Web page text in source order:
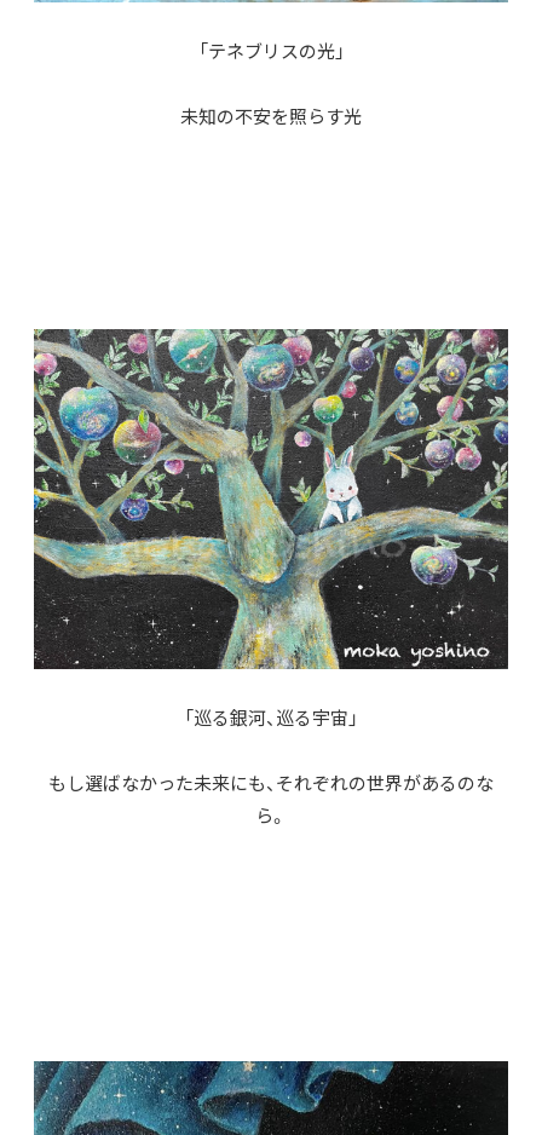
「テネブリスの光」
未知の不安を照らす光
「巡る銀河、巡る宇宙」
もし選ばなかった未来にも、それぞれの世界があるのな
ら。